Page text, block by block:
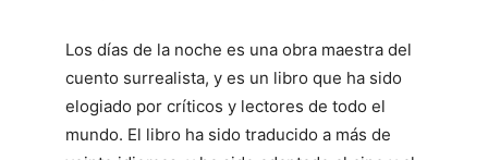
Los días de la noche es una obra maestra del
cuento surrealista, y es un libro que ha sido
elogiado por críticos y lectores de todo el
mundo. El libro ha sido traducido a más de